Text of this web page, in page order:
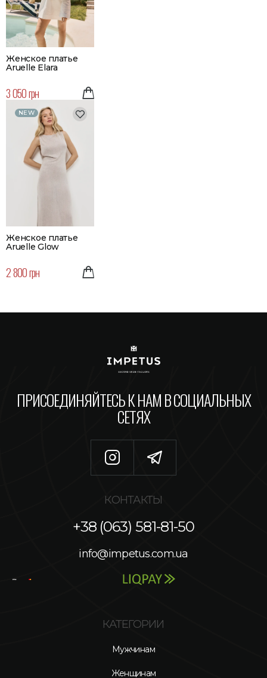
Женское платье
Aruelle Elara
3 050 грн
NEW
Женское платье
Aruelle Glow
2 800 грн
ПРИСОЕДИНЯЙТЕСЬ К НАМ В СОЦИАЛЬНЫХ
СЕТЯХ
КОНТАКТЫ
+38 (063) 581-81-50
info@impetus.com.ua
КАТЕГОРИИ
Мужчинам
Женщинам